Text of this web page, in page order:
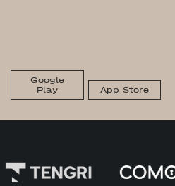
Google
Play
App Store